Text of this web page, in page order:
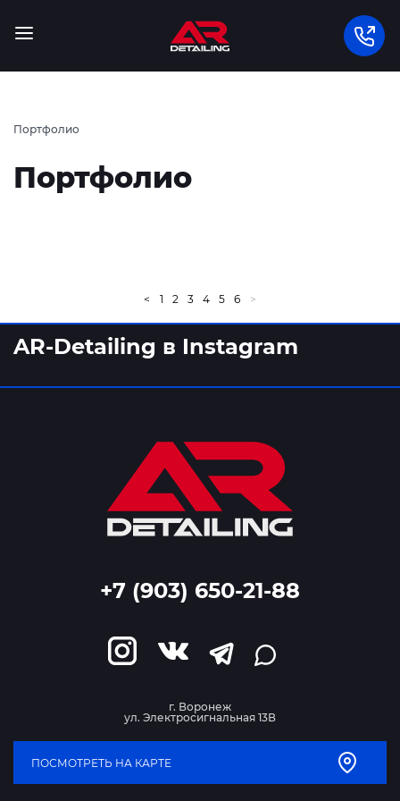
Портфолио
Портфолио
< 1 2 3 4 5 6 >
AR-Detailing в Instagram
+7 (903) 650-21-88
г. Воронеж
ул. Электросигнальная 13В
ПОСМОТРЕТЬ НА КАРТЕ